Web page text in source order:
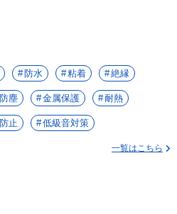
防水 粘着 絶縁
防塵 金属保護 耐熱
止 低級音対策
一覧はこちら